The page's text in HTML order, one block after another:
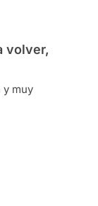
volver,
y muy